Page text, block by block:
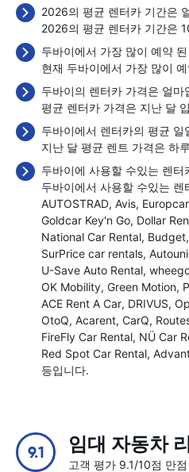
2026의 평균 렌터카 기간은
2026의 평균 렌터카 기간은
두바이에서 가장 많이 예약
현재 두바이에서 가장 많이
두바이의 렌터카 가격은 얼마
평균 렌터카 가격은 지난 달
두바이에서 렌터카의 평균 일
지난 달 평균 렌트 가격은 하루
두바이에 사용할 수있는 렌터
두바이에서 사용할 수있는 렌
AUTOSTRAD Avis Europcar
Goldcar Key'n Go Dollar
National Car Rental Budget
SurPrice car rentals
U-Save Auto Rental
OK Mobility Green Motion
ACE Rent A Car DRIVUS
OtoQ Acarent CarQ
FireFly Car Rental NÜ Car
Red Spot Car Rental
등입니다.
9.1 임대 자동차
고객 평가 9.1/10점 만